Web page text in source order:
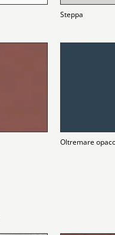
Steppa
Oltremare